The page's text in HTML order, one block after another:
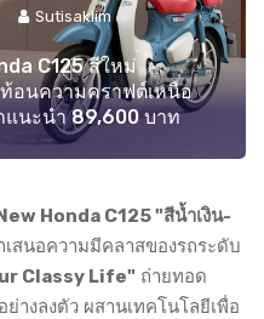
Sutisaklim
C125 สีใหม่
อนความคราฟต์เหนือ
แนะนำ 89,600 บาท
Honda C125 "สีน้ำเงิน-
เสนอความมีคลาสของรถระดับ
Classy Life" ถ่ายทอด
างลงตัว ผสานเทคโนโลยีเพื่อ